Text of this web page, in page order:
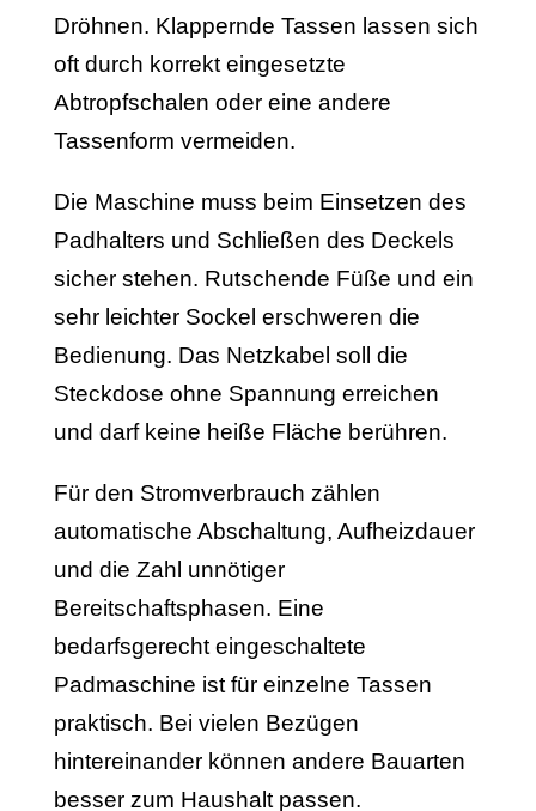
Dröhnen. Klappernde Tassen lassen sich
oft durch korrekt eingesetzte
Abtropfschalen oder eine andere
Tassenform vermeiden.
Die Maschine muss beim Einsetzen des
Padhalters und Schließen des Deckels
sicher stehen. Rutschende Füße und ein
sehr leichter Sockel erschweren die
Bedienung. Das Netzkabel soll die
Steckdose ohne Spannung erreichen
und darf keine heiße Fläche berühren.
Für den Stromverbrauch zählen
automatische Abschaltung, Aufheizdauer
und die Zahl unnötiger
Bereitschaftsphasen. Eine
bedarfsgerecht eingeschaltete
Padmaschine ist für einzelne Tassen
praktisch. Bei vielen Bezügen
hintereinander können andere Bauarten
besser zum Haushalt passen.